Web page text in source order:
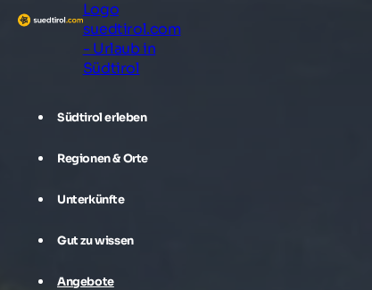
Logo
suedtirol.com
- Urlaub in
Südtirol
Südtirol erleben
Regionen & Orte
Unterkünfte
Gut zu wissen
Angebote